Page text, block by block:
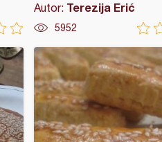
Autor: Terezija Erić
5952